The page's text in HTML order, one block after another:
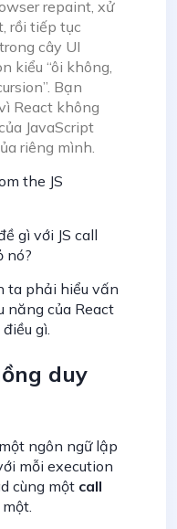
repaint, xử
rồi tiếp tục
cây UI
kiểu “ôi không,
Bạn
React không
JavaScript
riêng mình.
the JS
gì với JS call
nó?
ta phải hiểu vấn
năng của React
gì.
duy
ngôn ngữ lập
mỗi execution
cùng một call